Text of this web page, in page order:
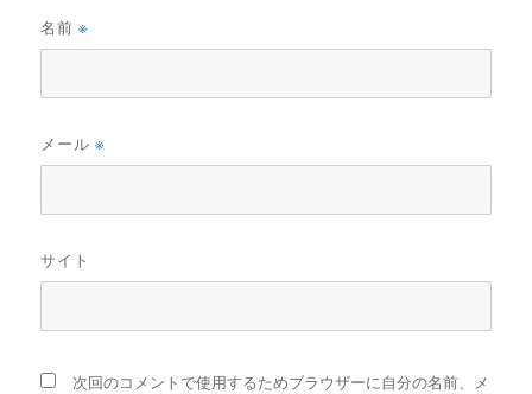
名前※
メール※
サイト
次回のコメントで使用するためブラウザーに自分の名前、メ